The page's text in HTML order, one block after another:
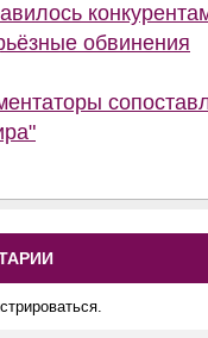
обвинения